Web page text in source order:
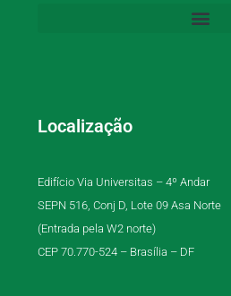
Localização
Edifício Via Universitas – 4º Andar
SEPN 516, Conj D, Lote 09 Asa Norte
(Entrada pela W2 norte)
CEP 70.770-524 – Brasília – DF